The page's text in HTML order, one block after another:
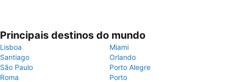
Principais destinos do mundo
Lisboa
Miami
Santiago
Orlando
São Paulo
Porto Alegre
Roma
Porto